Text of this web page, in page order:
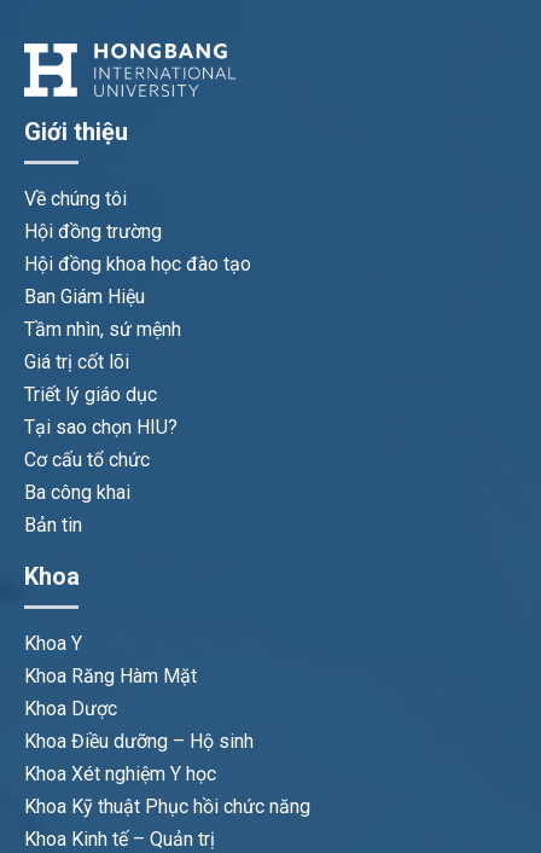
Giới thiệu
Về chúng tôi
Hội đồng trường
Hội đồng khoa học đào tạo
Ban Giám Hiệu
Tầm nhìn, sứ mệnh
Giá trị cốt lõi
Triết lý giáo dục
Tại sao chọn HIU?
Cơ cấu tổ chức
Ba công khai
Bản tin
Khoa
Khoa Y
Khoa Răng Hàm Mặt
Khoa Dược
Khoa Điều dưỡng – Hộ sinh
Khoa Xét nghiệm Y học
Khoa Kỹ thuật Phục hồi chức năng
Khoa Kinh tế – Quản trị